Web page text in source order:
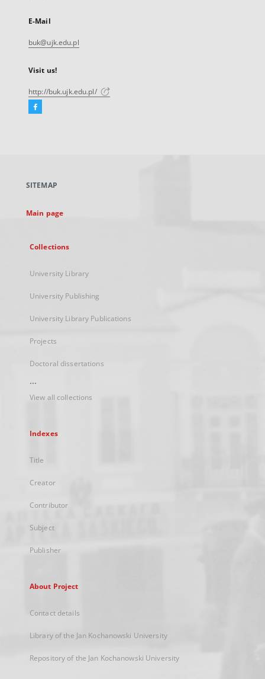
E-Mail
buk@ujk.edu.pl
Visit us!
http://buk.ujk.edu.pl/
Facebook
new
SITEMAP
Main page
Collections
University Library
University Publishing
University Library Publications
Projects
Doctoral dissertations
...
View all collections
Indexes
Title
Creator
Contributor
Subject
Publisher
About Project
Contact details
Library of the Jan Kochanowski University
Repository of the Jan Kochanowski University